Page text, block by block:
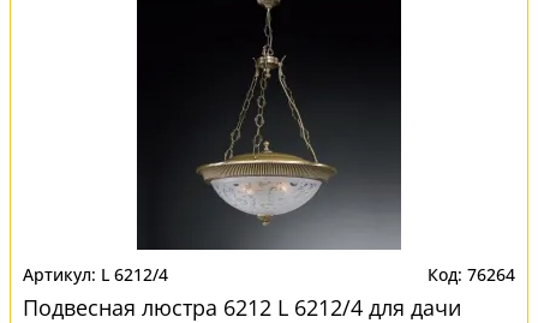
L 6212/4 76264
Подвесная люстра 6212 L 6212/4 для дачи